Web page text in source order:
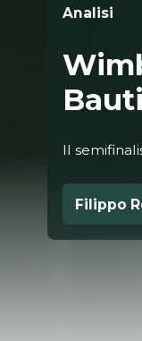
Analisi
Il
Filippo